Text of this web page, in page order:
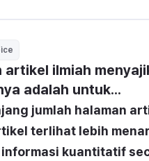
artikel ilmiah
adalah untuk...
jumlah halaman
terlihat lebih
kuantitatif